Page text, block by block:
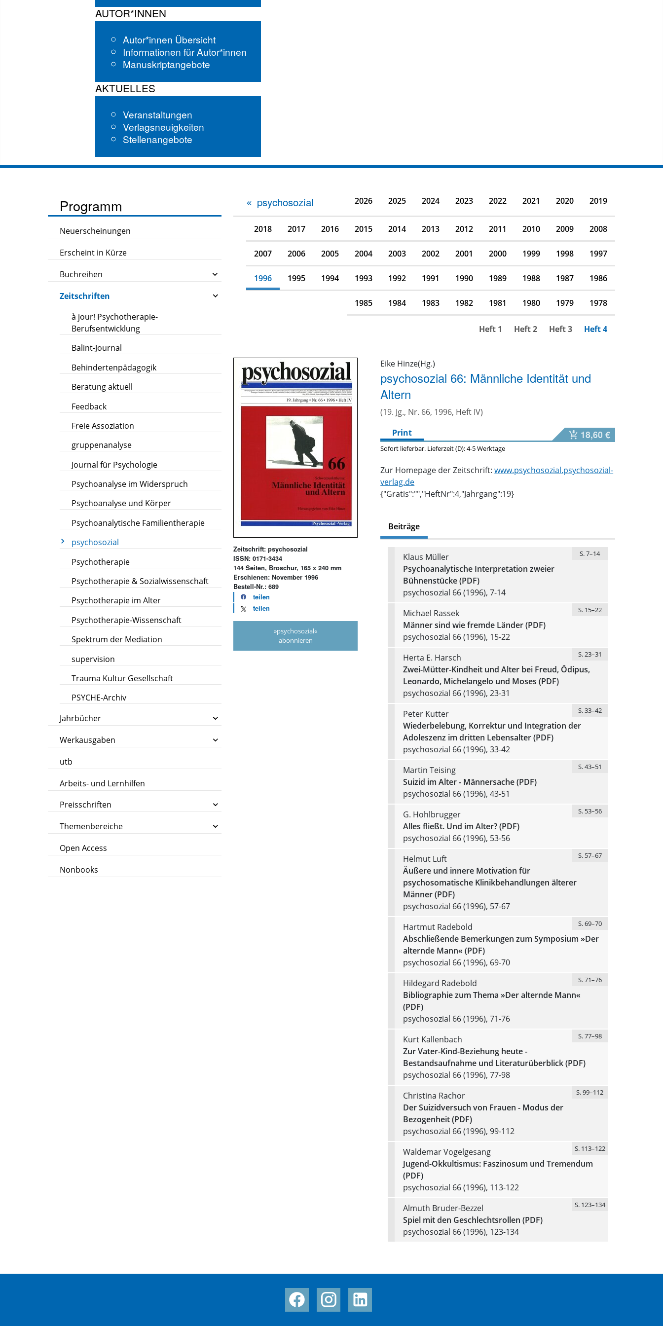
AUTOR*INNEN
Autor*innen Übersicht
Informationen für Autor*innen
Manuskriptangebote
AKTUELLES
Veranstaltungen
Verlagsneuigkeiten
Stellenangebote
Programm
Neuerscheinungen
Erscheint in Kürze
Buchreihen
Zeitschriften
à jour! Psychotherapie-
Berufsentwicklung
Balint-Journal
Behindertenpädagogik
Beratung aktuell
Feedback
Freie Assoziation
gruppenanalyse
Journal für Psychologie
Psychoanalyse im Widerspruch
Psychoanalyse und Körper
Psychoanalytische Familientherapie
psychosozial
Psychotherapie
Psychotherapie & Sozialwissenschaft
Psychotherapie im Alter
Psychotherapie-Wissenschaft
Spektrum der Mediation
supervision
Trauma Kultur Gesellschaft
PSYCHE-Archiv
Jahrbücher
Werkausgaben
utb
Arbeits- und Lernhilfen
Preisschriften
Themenbereiche
Open Access
Nonbooks
psychosozial 2026 2025 2024 2023 2022 2021 2020 2019
2018 2017 2016 2015 2014 2013 2012 2011 2010 2009 2008
2007 2006 2005 2004 2003 2002 2001 2000 1999 1998 1997
1996 1995 1994 1993 1992 1991 1990 1989 1988 1987 1986
1985 1984 1983 1982 1981 1980 1979 1978
Heft 1 Heft 2 Heft 3 Heft 4
Zeitschrift: psychosozial
ISSN: 0171-3434
144 Seiten, Broschur, 165 x 240 mm
Erschienen: November 1996
Bestell-Nr.: 689
teilen
teilen
»psychosozial«
abonnieren
Eike Hinze(Hg.)
psychosozial 66: Männliche Identität und
Altern
(19. Jg., Nr. 66, 1996, Heft IV)
Print
18,60 €
Sofort lieferbar. Lieferzeit (D): 4-5 Werktage
Zur Homepage der Zeitschrift: www.psychosozial.psychosozial-
verlag.de
{"Gratis":"","HeftNr":4,"Jahrgang":19}
Beiträge
Klaus Müller S. 7–14
Psychoanalytische Interpretation zweier
Bühnenstücke (PDF)
psychosozial 66 (1996), 7-14
Michael Rassek
S. 15–22
Männer sind wie fremde Länder (PDF)
psychosozial 66 (1996), 15-22
Herta E. Harsch
S. 23–31
Zwei-Mütter-Kindheit und Alter bei Freud, Ödipus,
Leonardo, Michelangelo und Moses (PDF)
psychosozial 66 (1996), 23-31
Peter Kutter
S. 33–42
Wiederbelebung, Korrektur und Integration der
Adoleszenz im dritten Lebensalter (PDF)
psychosozial 66 (1996), 33-42
Martin Teising
S. 43–51
Suizid im Alter - Männersache (PDF)
psychosozial 66 (1996), 43-51
G. Hohlbrugger
S. 53–56
Alles fließt. Und im Alter? (PDF)
psychosozial 66 (1996), 53-56
Helmut Luft
S. 57–67
Äußere und innere Motivation für
psychosomatische Klinikbehandlungen älterer
Männer (PDF)
psychosozial 66 (1996), 57-67
Hartmut Radebold
S. 69–70
Abschließende Bemerkungen zum Symposium »Der
alternde Mann« (PDF)
psychosozial 66 (1996), 69-70
Hildegard Radebold
S. 71–76
Bibliographie zum Thema »Der alternde Mann«
(PDF)
psychosozial 66 (1996), 71-76
Kurt Kallenbach
S. 77–98
Zur Vater-Kind-Beziehung heute -
Bestandsaufnahme und Literaturüberblick (PDF)
psychosozial 66 (1996), 77-98
Christina Rachor
S. 99–112
Der Suizidversuch von Frauen - Modus der
Bezogenheit (PDF)
psychosozial 66 (1996), 99-112
Waldemar Vogelgesang
S. 113–122
Jugend-Okkultismus: Faszinosum und Tremendum
(PDF)
psychosozial 66 (1996), 113-122
Almuth Bruder-Bezzel
S. 123–134
Spiel mit den Geschlechtsrollen (PDF)
psychosozial 66 (1996), 123-134